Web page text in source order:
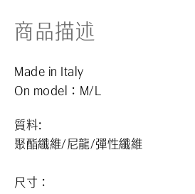
商品描述
Made in Italy
On model ：M/L
質料:
聚酯纖維/尼龍/彈性纖維
尺寸：